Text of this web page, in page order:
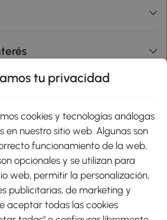
tu privacidad
cookies y tecnologías análogas
en nuestro sitio web. Algunas son
funcionamiento de la web,
opcionales y se utilizan para
web, permitir la personalización,
publicitarias, de marketing y
aceptar todas las cookies